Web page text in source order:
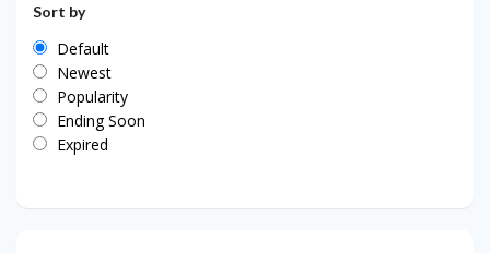
Sort by
Default
Newest
Popularity
Ending Soon
Expired